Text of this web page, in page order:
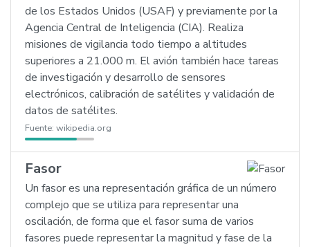
de los Estados Unidos (USAF) y previamente por la
Agencia Central de Inteligencia (CIA). Realiza
misiones de vigilancia todo tiempo a altitudes
superiores a 21.000 m. El avión también hace tareas
de investigación y desarrollo de sensores
electrónicos, calibración de satélites y validación de
datos de satélites.
Fuente: wikipedia.org
Fasor
Un fasor es una representación gráfica de un número
complejo que se utiliza para representar una
oscilación, de forma que el fasor suma de varios
fasores puede representar la magnitud y fase de la